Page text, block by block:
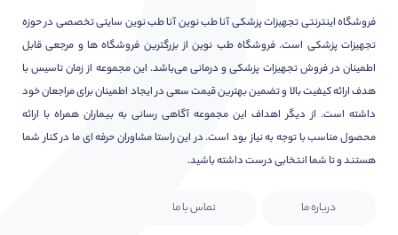
فروشگاه اینترنتی تجهیزات پزشکی آنا طب نوین آنا طب نوین سایتی تخصصی در حوزه
تجهیزات پزشکی است. فروشگاه طب نوین از بزرگترین فروشگاه ها و مرجعی قابل
اطمینان در فروش تجهیزات پزشکی و درمانی می‌باشد. این مجموعه از زمان تاسیس با
هدف ارائه کیفیت بالا و تضمین بهترین قیمت سعی در ایجاد اطمینان برای مراجعان خود
داشته است. از دیگر اهداف این مجموعه آگاهی رسانی به بیماران همراه با ارائه
محصول مناسب با توجه به نیاز بود است. در این راستا مشاوران حرفه ای ما در کنار شما
هستند و تا شما انتخابی درست داشته باشید.
درباره ما تماس با ما